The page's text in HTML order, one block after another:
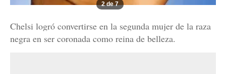
2 de 7
Chelsi logró convertirse en la segunda mujer de la raza
negra en ser coronada como reina de belleza.